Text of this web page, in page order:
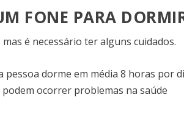
FONE PARA
é necessário ter alguns cuidados.
pessoa dorme em média 8 horas por
ocorrer problemas na saúde